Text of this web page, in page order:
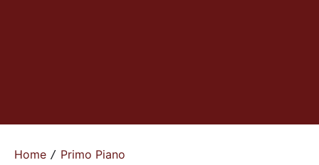
Home / Primo Piano